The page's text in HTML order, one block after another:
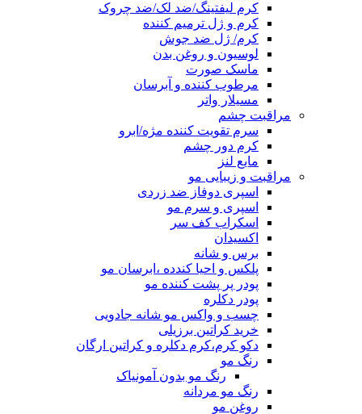
کرم لیفتینگ/ضد لک/ضد چروک
کرم و ژل ترمیم کننده
کرم/ ژل ضد جوش
لوسیون و روغن بدن
ماسک صورت
مرطوب کننده و آبرسان
مسیلار واتر
مراقبت چشم
سرم تقویت کننده مژه/ابرو
کرم دور چشم
مایع لنز
مراقبت و زیبایی مو
اسپری دوفاز ضد زردی
اسپری و سرم مو
اسکراب کف سر
اکسیدان
برس و شانه
پلکس و احیا کندده ،ابرسان مو
پودر پر پشت کننده مو
پودر دکلره
چسب و واکس مو شانه جادویی
خرید کراتین برزیلی
دکو کرم،کرم دکلره و کراتین ارگان
رنگ مو
رنگ مو بدون آمونیاک
رنگ مو مردانه
روغن مو